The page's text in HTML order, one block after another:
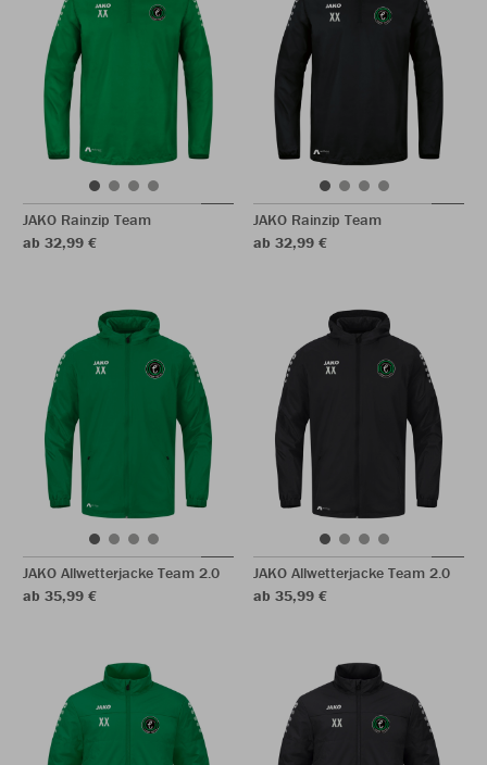
JAKO Rainzip Team
ab 32,99 €
JAKO Rainzip Team
ab 32,99 €
JAKO Allwetterjacke Team 2.0
ab 35,99 €
JAKO Allwetterjacke Team 2.0
ab 35,99 €